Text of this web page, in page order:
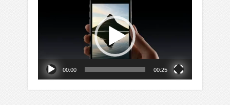
00:00 00:25